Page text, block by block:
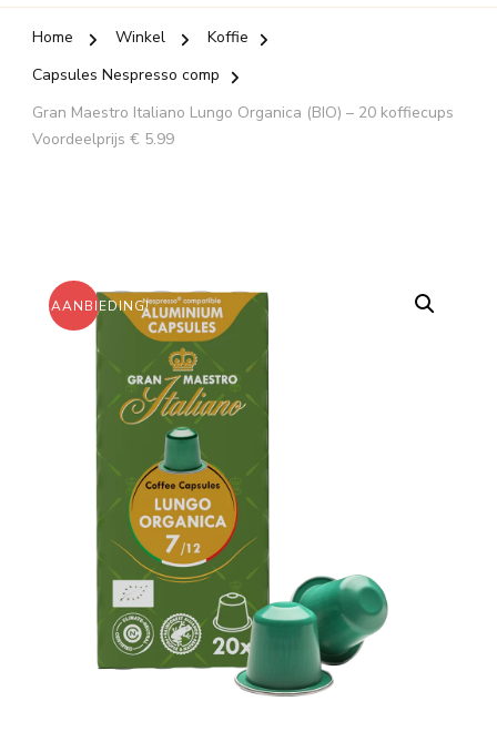
Home Winkel
Koffie
Capsules Nespresso comp
Gran Maestro Italiano Lungo Organica (BIO) – 20 koffiecups
Voordeelprijs € 5.99
AANBIEDING!